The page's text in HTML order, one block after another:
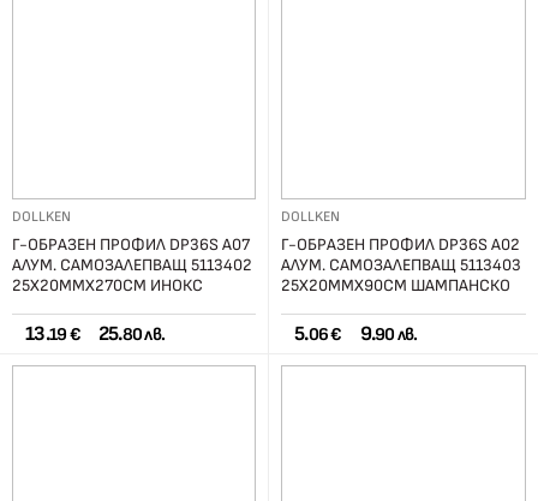
DOLLKEN
Г-ОБРАЗЕН ПРОФИЛ DP36S А07
АЛУМ. САМОЗАЛЕПВАЩ 5113402
25Х20ММХ270СМ ИНОКС
13.19 € 25.80 лв.
DOLLKEN
Г-ОБРАЗЕН ПРОФИЛ DP36S А02
АЛУМ. САМОЗАЛЕПВАЩ 5113403
25X20ММX90СМ ШАМПАНСКО
5.06 € 9.90 лв.